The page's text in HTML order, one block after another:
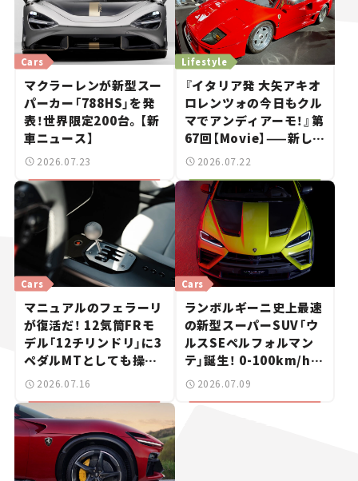
Cars
マクラーレンが新型スー
パーカー「788HS」を発
表！世界限定200台。【新
車ニュース】
2026.07.23
Lifestyle
『イタリア発 大矢アキオ
ロレンツォの今日もクル
マでアンディアーモ！』第
67回【Movie】——新しい
スーパーカーショーで起
2026.07.22
Cars
マニュアルのフェラーリ
が復活だ！ 12気筒FRモ
デル「12チリンドリ」に3
ペダルMTとしても操れ
る「マヌアーレ」が登場！
2026.07.16
Cars
ランボルギーニ史上最速
の新型スーパーSUV「ウ
ルスSEペルフォルマン
テ」誕生！ 0-100km/hは
3.3秒【新車ニュース】
2026.07.09